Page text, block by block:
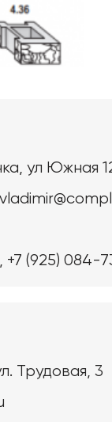
ул Южная
, +7 (925) 084-
Трудовая, 3